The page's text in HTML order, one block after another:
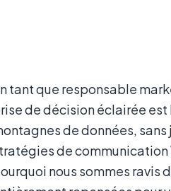
tant que responsable
de décision éclairée est
de données,
de communication
nous sommes ravis